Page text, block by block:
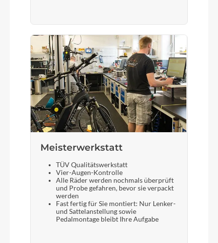
Meisterwerkstatt
TÜV Qualitätswerkstatt
Vier-Augen-Kontrolle
Alle Räder werden nochmals überprüft
und Probe gefahren, bevor sie verpackt
werden
Fast fertig für Sie montiert: Nur Lenker-
und Sattelanstellung sowie
Pedalmontage bleibt Ihre Aufgabe